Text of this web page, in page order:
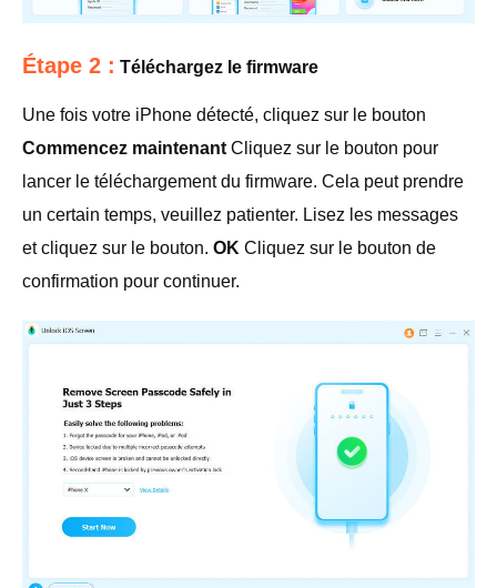
Étape 2 : Téléchargez le firmware
Une fois votre iPhone détecté, cliquez sur le bouton
Commencez maintenant Cliquez sur le bouton pour
lancer le téléchargement du firmware. Cela peut prendre
un certain temps, veuillez patienter. Lisez les messages
et cliquez sur le bouton. OK Cliquez sur le bouton de
confirmation pour continuer.